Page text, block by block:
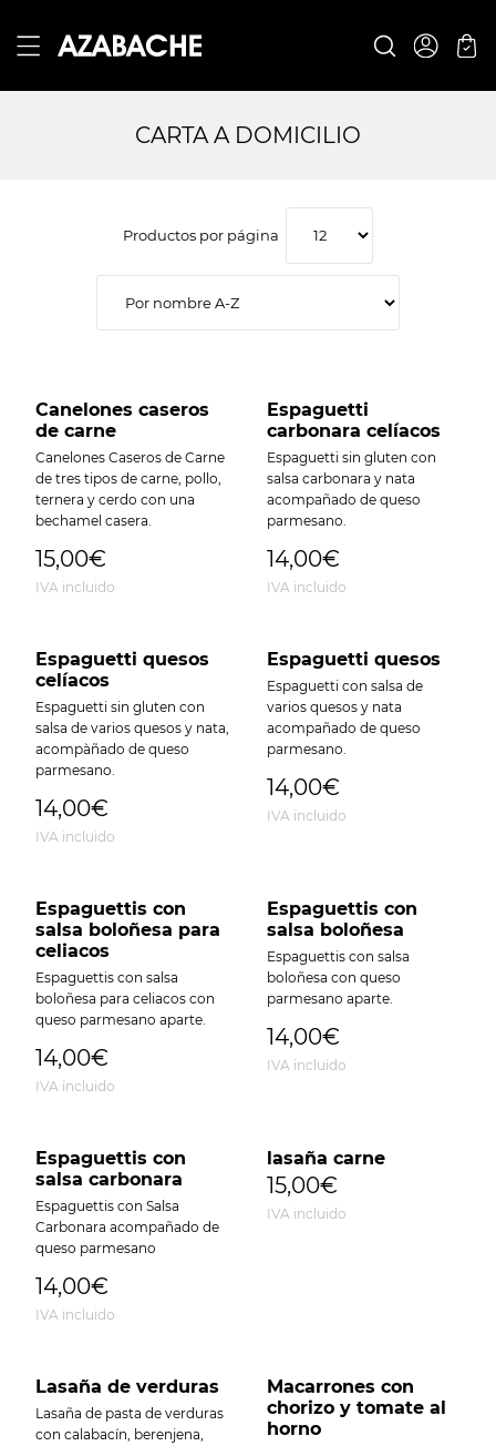
CARTA A DOMICILIO
Productos por página
Canelones caseros
de carne
Canelones Caseros de Carne
de tres tipos de carne, pollo,
ternera y cerdo con una
bechamel casera.
15,00€
IVA incluido
Espaguetti
carbonara celíacos
Espaguetti sin gluten con
salsa carbonara y nata
acompañado de queso
parmesano.
14,00€
IVA incluido
Espaguetti quesos
celíacos
Espaguetti sin gluten con
salsa de varios quesos y nata,
acompàñado de queso
parmesano.
14,00€
IVA incluido
Espaguetti quesos
Espaguetti con salsa de
varios quesos y nata
acompañado de queso
parmesano.
14,00€
IVA incluido
Espaguettis con
salsa boloñesa para
celiacos
Espaguettis con salsa
boloñesa para celiacos con
queso parmesano aparte.
14,00€
IVA incluido
Espaguettis con
salsa boloñesa
Espaguettis con salsa
boloñesa con queso
parmesano aparte.
14,00€
IVA incluido
Espaguettis con
salsa carbonara
Espaguettis con Salsa
Carbonara acompañado de
queso parmesano
14,00€
IVA incluido
lasaña carne
15,00€
IVA incluido
Lasaña de verduras
Lasaña de pasta de verduras
con calabacín, berenjena,
Macarrones con
chorizo y tomate al
horno